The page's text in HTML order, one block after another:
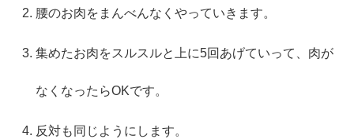
腰のお肉をまんべんなくやっていきます。
集めたお肉をスルスルと上に5回あげていって、肉が
なくなったらOKです。
反対も同じようにします。